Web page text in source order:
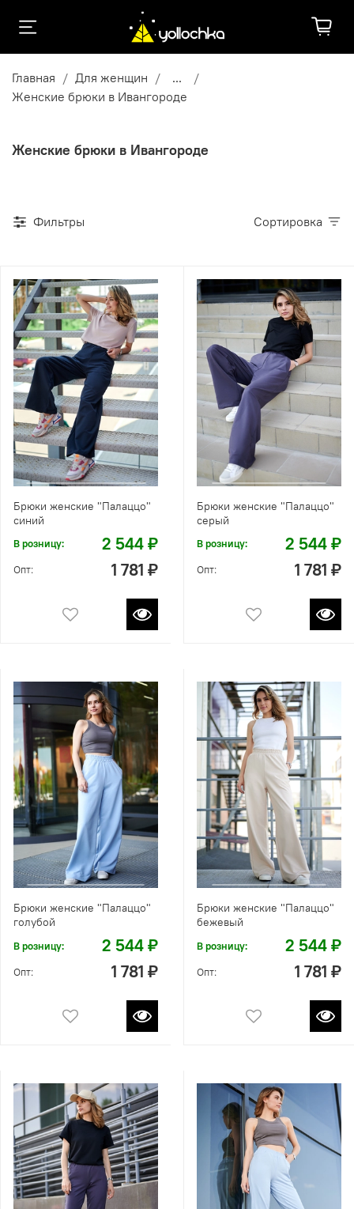
Главная Для женщин
...
Женские брюки в Ивангороде
Женские брюки в Ивангороде
Фильтры Сортировка
Брюки женские "Палаццо"
синий
В розницу: 2 544 ₽
Опт: 1 781 ₽
Брюки женские "Палаццо"
серый
В розницу: 2 544 ₽
Опт: 1 781 ₽
Брюки женские "Палаццо"
голубой
В розницу: 2 544 ₽
Опт: 1 781 ₽
Брюки женские "Палаццо"
бежевый
В розницу: 2 544 ₽
Опт: 1 781 ₽